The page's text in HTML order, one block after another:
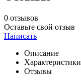
0 отзывов
Оставьте свой отзыв
Написать
Описание
Характеристики
Отзывы